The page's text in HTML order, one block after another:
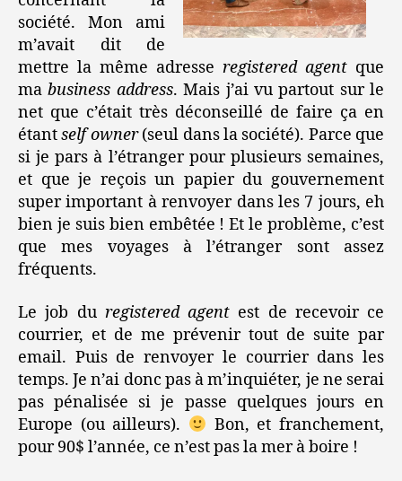
société. Mon ami
m’avait dit de
mettre la même adresse registered agent que
mabusiness address. Mais j’ai vu partout sur le
net que c’était très déconseillé de faire ça en
étantself owner(seul dans la société). Parce que
si je pars à l’étranger pour plusieurs semaines,
et que je reçois un papier du gouvernement
super important à renvoyer dans les 7 jours, eh
bien je suis bien embêtée ! Et le problème, c’est
que mes voyages à l’étranger sont assez
fréquents.
Le job du registered agent est de recevoir ce
courrier, et de me prévenir tout de suite par
email. Puis de renvoyer le courrier dans les
temps. Je n’ai donc pas à m’inquiéter, je ne serai
pas pénalisée si je passe quelques jours en
Europe (ou ailleurs).
Bon, et franchement,
pour 90$ l’année, ce n’est pas la mer à boire !